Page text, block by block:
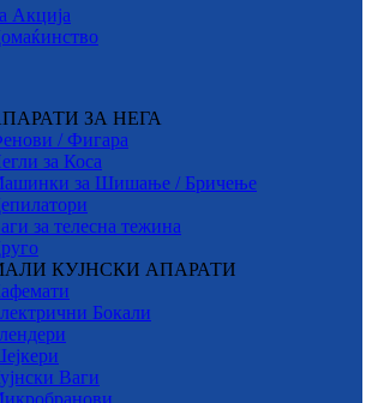
Акција
ЗА НЕГА
/ Фигара
за Коса
за Шишање / Бричење
за телесна тежина
КУЈНСКИ АПАРАТИ
Бокали
Ваги